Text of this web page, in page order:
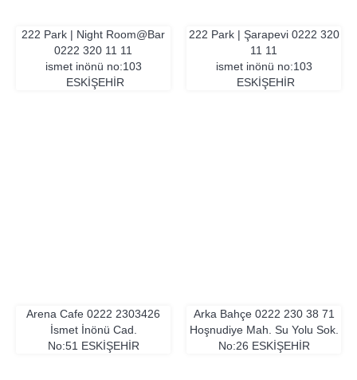
222 Park | Night Room@Bar
0222 320 11 11
ismet inönü no:103
ESKIŞEHIR
222 Park | Şarapevi 0222 320
11 11
ismet inönü no:103
ESKIŞEHIR
Arena Cafe 0222 2303426
İsmet İnönü Cad.
No:51 ESKIŞEHIR
Arka Bahçe 0222 230 38 71
Hoşnudiye Mah. Su Yolu Sok.
No:26 ESKIŞEHIR